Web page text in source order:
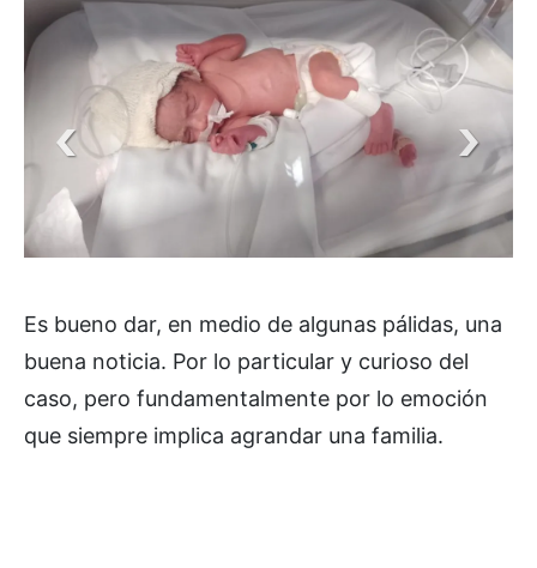
Es bueno dar, en medio de algunas pálidas, una
buena noticia. Por lo particular y curioso del
caso, pero fundamentalmente por lo emoción
que siempre implica agrandar una familia.